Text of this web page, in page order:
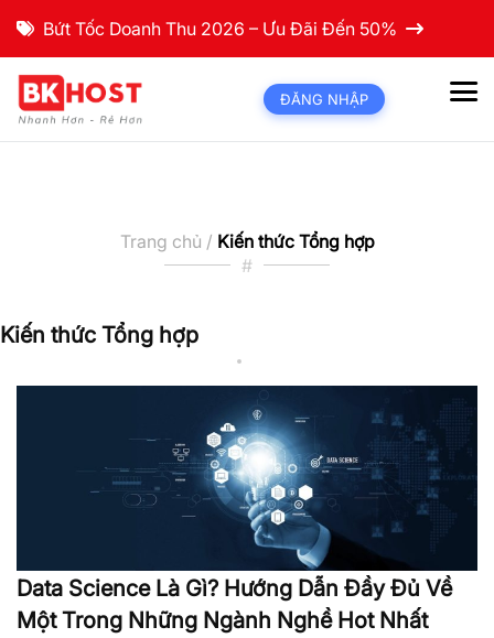
Bứt Tốc Doanh Thu 2026 – Ưu Đãi Đến 50%
ĐĂNG NHẬP
Trang chủ / Kiến thức Tổng hợp
#
Kiến thức Tổng hợp
Data Science Là Gì? Hướng Dẫn Đầy Đủ Về
Một Trong Những Ngành Nghề Hot Nhất